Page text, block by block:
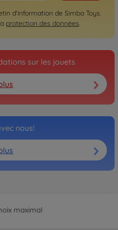
d'information de Simba Toys.
protection des données.
sur les jouets
nous!
du fabricant
maximal
personnalisé
rapide